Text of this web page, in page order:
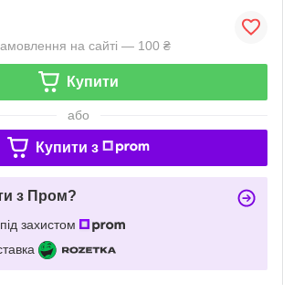
на сайті — 100 ₴
Купити
або
Купити з
з Пром?
захистом